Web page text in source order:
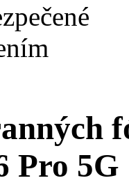
Pro 5G